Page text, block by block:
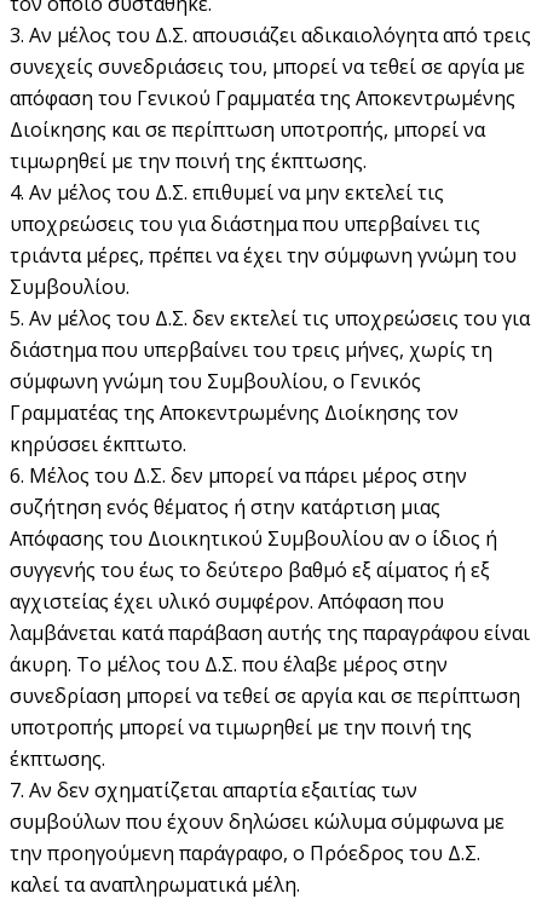
3. Αν µέλος του Δ.Σ. απουσιάζει αδικαιολόγητα από τρεις
συνεχείς συνεδριάσεις του, µπορεί να τεθεί σε αργία µε
απόφαση του Γενικού Γραμματέα της Αποκεντρωμένης
Διοίκησης και σε περίπτωση υποτροπής, µπορεί να
τιμωρηθεί µε την ποινή της έκπτωσης.
4. Αν µέλος του Δ.Σ. επιθυµεί να µην εκτελεί τις
υποχρεώσεις του για διάστηµα που υπερβαίνει τις
τριάντα µέρες, πρέπει να έχει την σύµφωνη γνώµη του
Συµβουλίου.
5. Αν µέλος του Δ.Σ. δεν εκτελεί τις υποχρεώσεις του για
διάστηµα που υπερβαίνει του τρεις µήνες, χωρίς τη
σύµφωνη γνώµη του Συµβουλίου, ο Γενικός
Γραµµατέας της Αποκεντρωµένης Διοίκησης τον
κηρύσσει έκπτωτο.
6. Μέλος του Δ.Σ. δεν µπορεί να πάρει µέρος στην
συζήτηση ενός θέµατος ή στην κατάρτιση µιας
Απόφασης του Διοικητικού Συµβουλίου αν ο ίδιος ή
συγγενής του έως το δεύτερο βαθµό εξ αίµατος ή εξ
αγχιστείας έχει υλικό συµφέρον. Απόφαση που
λαµβάνεται κατά παράβαση αυτής της παραγράφου είναι
άκυρη. Το µέλος του Δ.Σ. που έλαβε µέρος στην
συνεδρίαση µπορεί να τεθεί σε αργία και σε περίπτωση
υποτροπής µπορεί να τιµωρηθεί µε την ποινή της
έκπτωσης.
7. Αν δεν σχηµατίζεται απαρτία εξαιτίας των
συµβούλων που έχουν δηλώσει κώλυµα σύµφωνα µε
την προηγούµενη παράγραφο, ο Πρόεδρος του Δ.Σ.
καλεί τα αναπληρωματικά µέλη.